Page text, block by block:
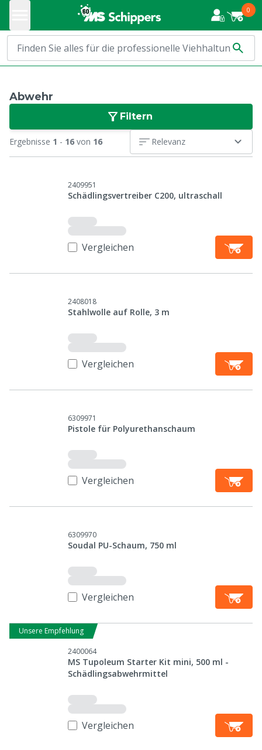
0
Abwehr
Filtern
Ergebnisse 1 - 16 von 16 Relevanz
2409951
Schädlingsvertreiber C200, ultraschall
Vergleichen
2408018
Stahlwolle auf Rolle, 3 m
Vergleichen
6309971
Pistole für Polyurethanschaum
Vergleichen
6309970
Soudal PU-Schaum, 750 ml
Vergleichen
Unsere Empfehlung
2400064
MS Tupoleum Starter Kit mini, 500 ml -
Schädlingsabwehrmittel
Vergleichen